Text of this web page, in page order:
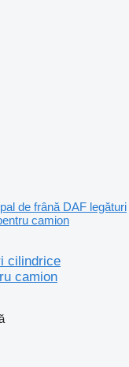
de frână DAF legături
camion
cilindrice
camion